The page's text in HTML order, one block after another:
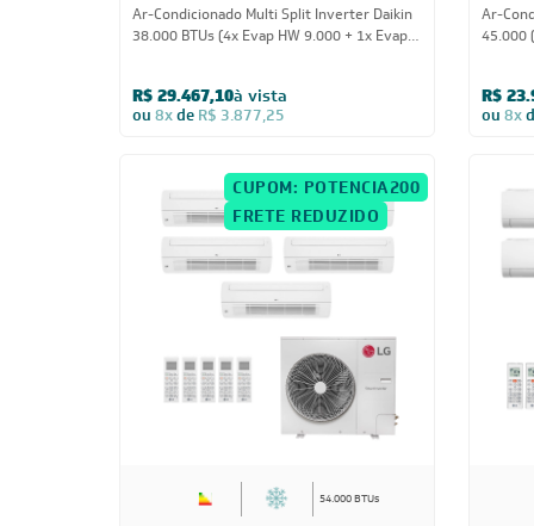
Ar-Condicionado Multi Split Inverter Daikin
38.000 BTUs (4x Evap HW 9.000 + 1x Evap
R$ 29.467,10à vista
ou 8xde R$ 3.877,25
Ar-
45.000
R$
ou 8x
CUPOM: POTENCIA200
FRETE REDUZIDO
54.000 BTUs